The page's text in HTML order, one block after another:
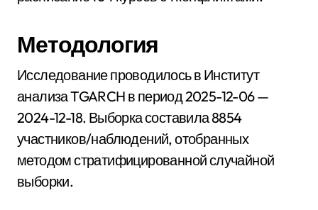
Методология
Исследование проводилось в Институт
анализа TGARCH в период 2025-12-06 —
2024-12-18. Выборка составила 8854
участников/наблюдений, отобранных
методом стратифицированной случайной
выборки.